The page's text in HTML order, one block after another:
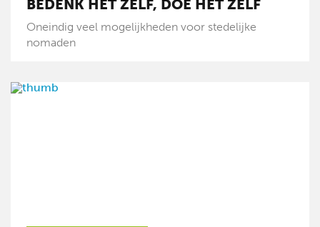
BEDENK HET ZELF, DOE HET ZELF
Oneindig veel mogelijkheden voor stedelijke
nomaden